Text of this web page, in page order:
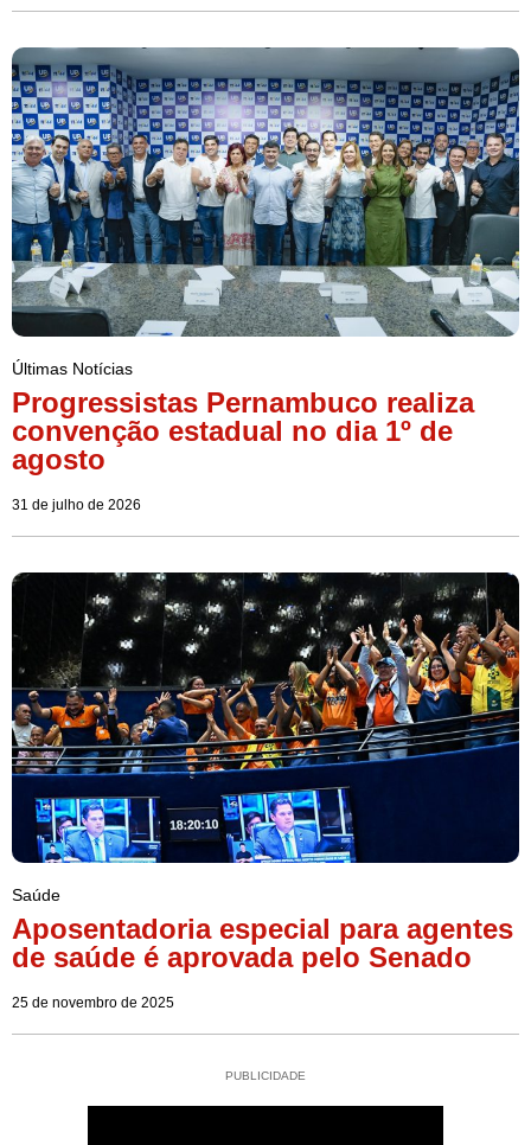
Últimas Notícias
Progressistas Pernambuco realiza
convenção estadual no dia 1º de
agosto
31 de julho de 2026
Saúde
Aposentadoria especial para agentes
de saúde é aprovada pelo Senado
25 de novembro de 2025
PUBLICIDADE